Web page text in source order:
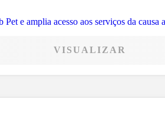
VISUALIZAR